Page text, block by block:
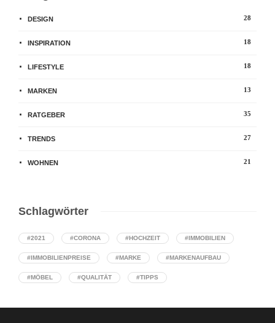
DESIGN 28
INSPIRATION 18
LIFESTYLE 18
MARKEN 13
RATGEBER 35
TRENDS 27
WOHNEN 21
Schlagwörter
#2021 #CORONA #HOCHZEIT #IMMOBILIEN
#IMMOBILIENPREISE #MARKE #MARKENAUFBAU
#MÖBEL #QUALITÄT #TIPPS